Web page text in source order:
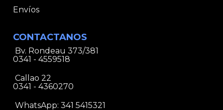
Envíos
CONTACTANOS
Bv. Rondeau 373/381
0341 - 4559518
Callao 22
0341 - 4360270
WhatsApp: 341 5415321